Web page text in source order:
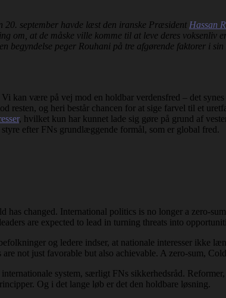
20. september havde læst den iranske Præsident Hassan
om, at de måske ville komme til at leve deres voksenliv
peger Rouhani på tre afgørende faktorer i
kan være på vej mod en holdbar verdensfred – det
resten, og heri består chancen for at sige farvel til et
, hvilket kun har kunnet lade sig gøre på grund af
efter FNs grundlæggende formål, som er global fred.
changed. International politics is no longer a zero-
are expected to lead in turning threats into
og ledere indser, at nationale interesser ikke
not just favorable but also achievable. A zero-sum,
system, særligt FNs sikkerhedsråd.
Og i det lange løb er det den holdbare løsning.